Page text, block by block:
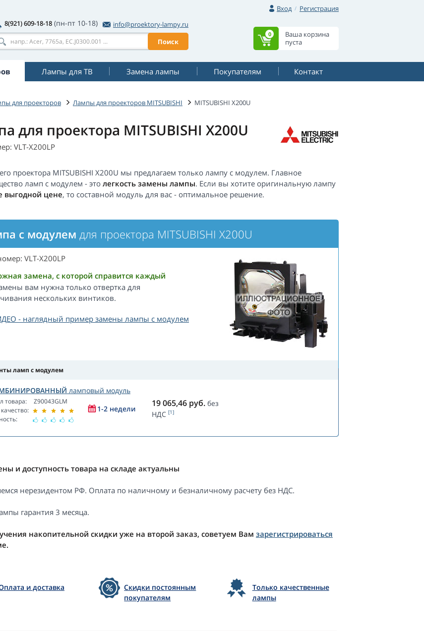
Вход
Регистрация
8(921) 609-18-18 (пн-пт 10-18)
info@proektory-lampy.ru
Поиск
Ваша корзина
пуста
0
Лампы для ТВ Замена лампы Покупателям Контакт
для проекторов Лампы для проекторов MITSUBISHI MITSUBISHI X200U
для проектора MITSUBISHI X200U
VLT-X200LP
проектора MITSUBISHI X200U мы предлагаем только лампу с модулем. Главное
ламп с модулем - это легкость замены лампы. Если вы хотите оригинальную лампу
выгодной цене, то составной модуль для вас - оптимальное решение.
с модулем для проектора MITSUBISHI X200U
VLT-X200LP
замена, с которой справится каждый
вам нужна только отвертка для
нескольких винтиков.
- наглядный пример замены лампы с модулем
ламп с модулем
ламповый модуль
товара:
Z90043GLM
1-2 недели
19 065,46 руб. без
НДС [1]
и доступность товара на складе актуальны
нерезидентом РФ. Оплата по наличному и безналичному расчету без НДС.
гарантия 3 месяца.
накопительной скидки уже на второй заказ, советуем Вам зарегистрироваться
и доставка
Скидки постоянным
покупателям
Только качественные
лампы